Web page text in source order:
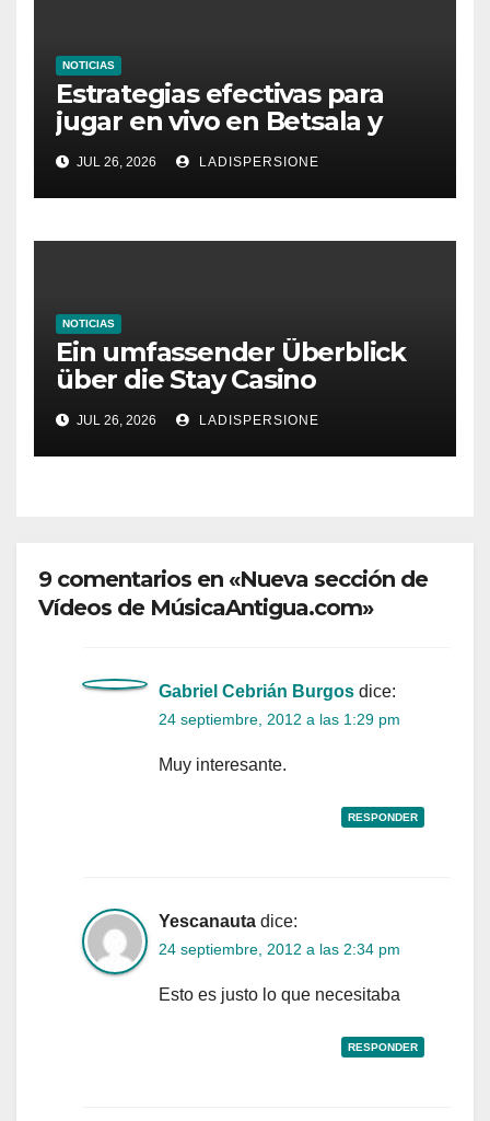
NOTICIAS
Estrategias efectivas para
jugar en vivo en Betsala y
aumentar tus ganancias
JUL 26, 2026 LADISPERSIONE
NOTICIAS
Ein umfassender Überblick
über die Stay Casino
Bonusbedingungen
JUL 26, 2026 LADISPERSIONE
9 comentarios en «Nueva sección de
Vídeos de MúsicaAntigua.com»
Gabriel Cebrián Burgos dice:
24 septiembre, 2012 a las 1:29 pm
Muy interesante.
RESPONDER
Yescanauta dice:
24 septiembre, 2012 a las 2:34 pm
Esto es justo lo que necesitaba
RESPONDER